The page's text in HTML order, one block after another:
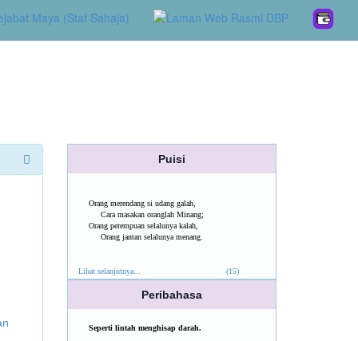
Puisi
Orang merendang si udang galah,
Cara masakan oranglah Minang;
Orang perempuan selalunya kalah,
Orang jantan selalunya menang.
Lihat selanjutnya... (15)
Peribahasa
Seperti lintah menghisap darah.